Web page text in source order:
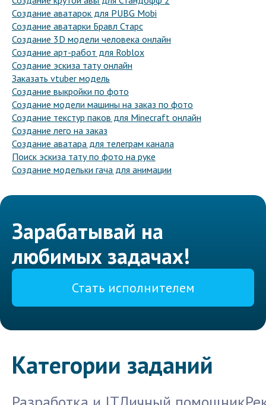
Создание аватарок для PUBG Mobi
Создание аватарки Бравл Старс
Создание 3D модели человека онлайн
Создание арт-работ для Roblox
Создание эскиза тату онлайн
Заказать vtuber модель
Создание выкройки по фото
Создание модели машины на заказ по фото
Создание текстур паков для Minecraft онлайн
Создание лего на заказ
Создание аватара для телеграм канала
Поиск эскиза тату по фото на руке
Создание модельки гача для анимации
Зарабатывай на
любимых задачах!
Стать исполнителем
Категории заданий